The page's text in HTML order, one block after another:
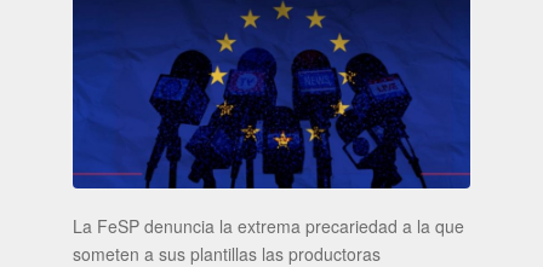
La FeSP denuncia la extrema precariedad a la que
someten a sus plantillas las productoras